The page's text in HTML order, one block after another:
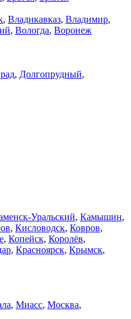
, Владикавказ, Владимир,
, Вологда, Воронеж
, Долгопрудный,
Уральский, Камышин,
, Кисловодск, Ковров,
, Копейск, Королёв,
, Красноярск, Крымск,
, Миасс, Москва,